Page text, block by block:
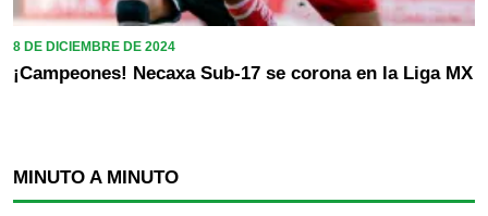
8 DE DICIEMBRE DE 2024
¡Campeones! Necaxa Sub-17 se corona en la Liga MX
MINUTO A MINUTO